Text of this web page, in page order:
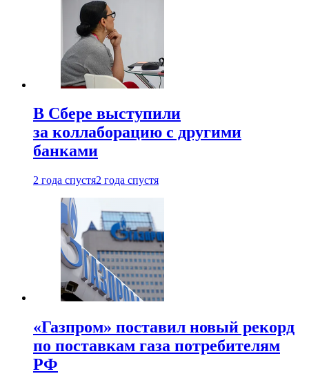
В Сбере выступили
за коллаборацию с другими
банками
2 года спустя2 года спустя
«Газпром» поставил новый рекорд
по поставкам газа потребителям
РФ